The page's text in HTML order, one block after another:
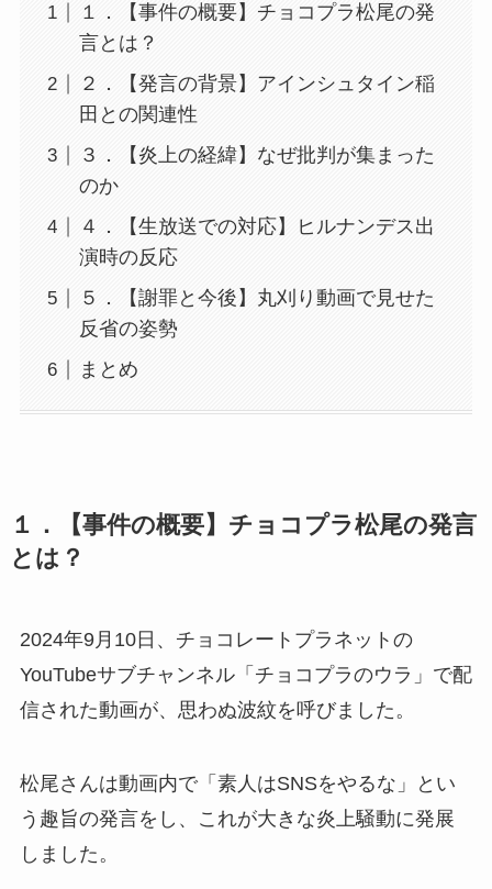
１．【事件の概要】チョコプラ松尾の発
言とは？
２．【発言の背景】アインシュタイン稲
田との関連性
３．【炎上の経緯】なぜ批判が集まった
のか
４．【生放送での対応】ヒルナンデス出
演時の反応
５．【謝罪と今後】丸刈り動画で見せた
反省の姿勢
まとめ
１．【事件の概要】チョコプラ松尾の発言
とは？
2024年9月10日、チョコレートプラネットの
YouTubeサブチャンネル「チョコプラのウラ」で配
信された動画が、思わぬ波紋を呼びました。
松尾さんは動画内で「素人はSNSをやるな」とい
う趣旨の発言をし、これが大きな炎上騒動に発展
しました。